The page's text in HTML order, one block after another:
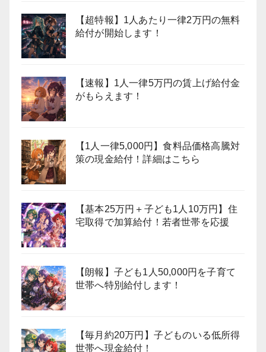
【超特報】1人あたり一律2万円の無料
給付が開始します！
【速報】1人一律5万円の賃上げ給付金
がもらえます！
【1人一律5,000円】食料品価格高騰対
策の現金給付！詳細はこちら
【基本25万円＋子ども1人10万円】住
宅取得で加算給付！若者世帯を応援
【朗報】子ども1人50,000円を子育て
世帯へ特別給付します！
【毎月約20万円】子どものいる低所得
世帯へ現金給付！